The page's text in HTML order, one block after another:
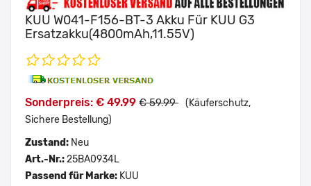
KUU W041-F156-BT-3 Akku Für KUU G3
Ersatzakku(4800mAh,11.55V)
Sonderpreis: € 49.99 € 59.99 (Käuferschutz,
Sichere Bestellung)
Zustand: Neu
Art.-Nr.:25BA0934L
Passend für Marke: KUU